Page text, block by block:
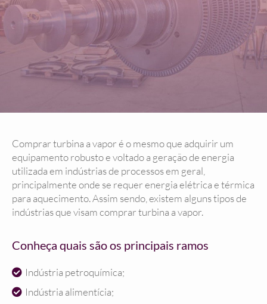
Comprar turbina a vapor é o mesmo que adquirir um
equipamento robusto e voltado a geração de energia
utilizada em indústrias de processos em geral,
principalmente onde se requer energia elétrica e térmica
para aquecimento. Assim sendo, existem alguns tipos de
indústrias que visam comprar turbina a vapor.
Conheça quais são os principais ramos
Indústria petroquímica;
Indústria alimentícia;